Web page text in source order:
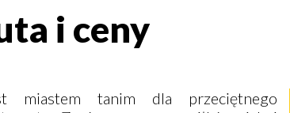
i ceny
miastem tanim dla przeciętnego